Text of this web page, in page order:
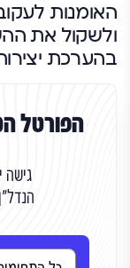
האומנות
ולשקול את
בהערכת
הפורטל
גישה